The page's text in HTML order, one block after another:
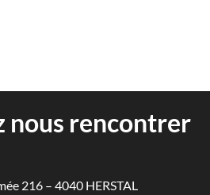
nous rencontrer
216 – 4040 HERSTAL